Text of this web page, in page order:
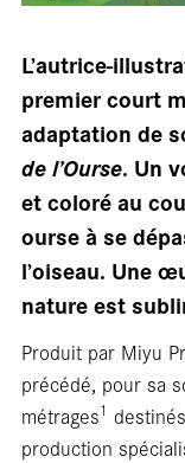
L’autrice-
premier court
adaptation de
de l’Ourse. Un
et coloré au
ourse à se
l’oiseau. Une
nature est
Produit par Miyu
précédé, pour sa
métrages1
production